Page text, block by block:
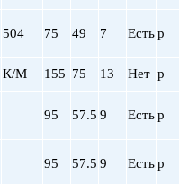
Новочеркасская
Обухово
Парк Победы
504 75 49 7 Естьр
К/М 155 75 13 Нет р
95 57.5 9 Естьр
95 57.5 9 Естьр